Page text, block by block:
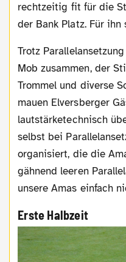
rechtzeitig fit für die
der Bank Platz. Für
Trotz Parallelansetzung fand sich in Block H ein
Mob zusammen, der
Trommel und diverse
mauen Elversberger
lautstärketechnisch
selbst bei
organisiert, die die
gähnend leeren
unsere Amas einfach
Erste Halbzeit